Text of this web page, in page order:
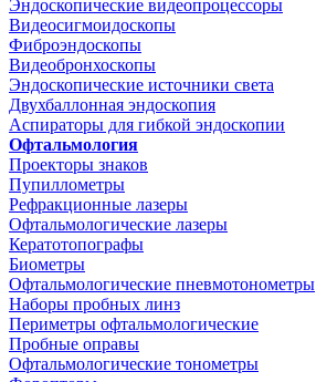
Эндоскопические видеопроцессоры
Видеосигмоидоскопы
Фиброэндоскопы
Видеобронхоскопы
Эндоскопические источники света
Двухбаллонная эндоскопия
Аспираторы для гибкой эндоскопии
Офтальмология
Проекторы знаков
Пупиллометры
Рефракционные лазеры
Офтальмологические лазеры
Кератотопографы
Биометры
Офтальмологические пневмотонометры
Наборы пробных линз
Периметры офтальмологические
Пробные оправы
Офтальмологические тонометры